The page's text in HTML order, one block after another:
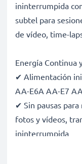
ininterrumpida
subtel para
de vídeo, time-
Energía Continua
✔ Alimentación
AA-E6A AA-E7
✔ Sin pausas
fotos y vídeos,
ininterrumpida